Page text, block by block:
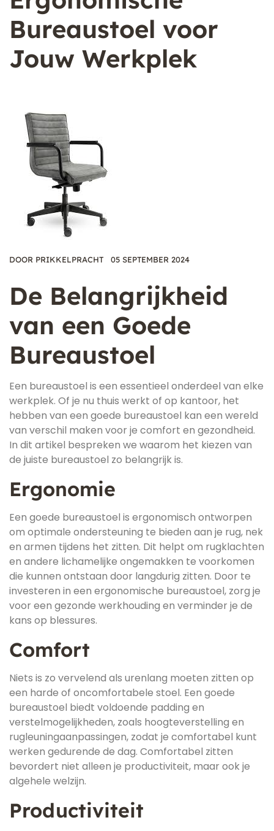
Bureaustoel voor
Jouw Werkplek
DOOR PRIKKELPRACHT 05 SEPTEMBER 2024
De Belangrijkheid
van een Goede
Bureaustoel
Een bureaustoel is een essentieel onderdeel van elke
werkplek. Of je nu thuis werkt of op kantoor, het
hebben van een goede bureaustoel kan een wereld
van verschil maken voor je comfort en gezondheid.
In dit artikel bespreken we waarom het kiezen van
de juiste bureaustoel zo belangrijk is.
Ergonomie
Een goede bureaustoel is ergonomisch ontworpen
om optimale ondersteuning te bieden aan je rug, nek
en armen tijdens het zitten. Dit helpt om rugklachten
en andere lichamelijke ongemakken te voorkomen
die kunnen ontstaan door langdurig zitten. Door te
investeren in een ergonomische bureaustoel, zorg je
voor een gezonde werkhouding en verminder je de
kans op blessures.
Comfort
Niets is zo vervelend als urenlang moeten zitten op
een harde of oncomfortabele stoel. Een goede
bureaustoel biedt voldoende padding en
verstelmogelijkheden, zoals hoogteverstelling en
rugleuningaanpassingen, zodat je comfortabel kunt
werken gedurende de dag. Comfortabel zitten
bevordert niet alleen je productiviteit, maar ook je
algehele welzijn.
Productiviteit